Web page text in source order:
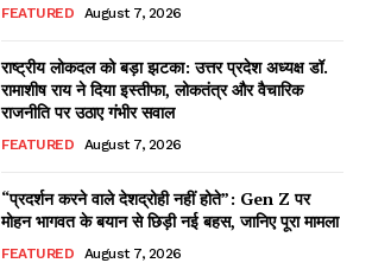
FEATURED August 7, 2026
राष्ट्रीय लोकदल को बड़ा झटका: उत्तर प्रदेश अध्यक्ष डॉ.
रामाशीष राय ने दिया इस्तीफा, लोकतंत्र और वैचारिक
राजनीति पर उठाए गंभीर सवाल
FEATURED August 7, 2026
“प्रदर्शन करने वाले देशद्रोही नहीं होते”: Gen Z पर
मोहन भागवत के बयान से छिड़ी नई बहस, जानिए पूरा मामला
FEATURED August 7, 2026